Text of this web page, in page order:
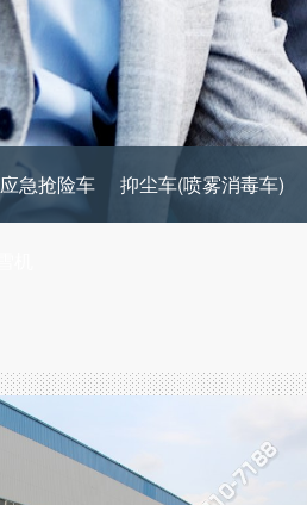
应急抢险车 抑尘车(喷雾消毒车)